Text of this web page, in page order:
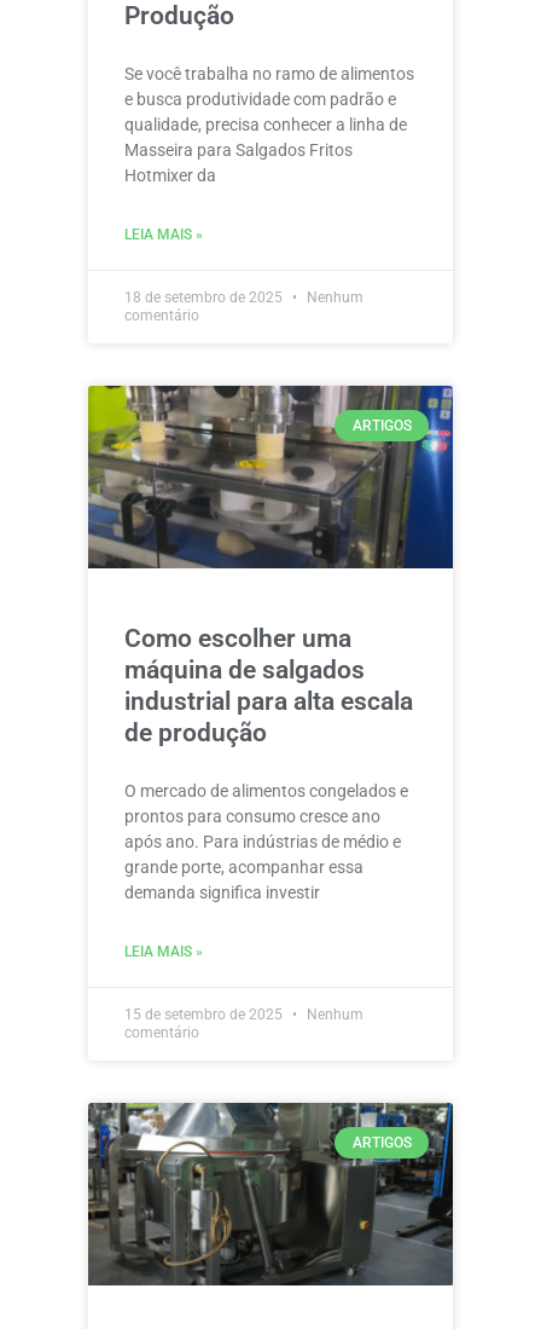
Produção
Se você trabalha no ramo de alimentos
e busca produtividade com padrão e
qualidade, precisa conhecer a linha de
Masseira para Salgados Fritos
Hotmixer da
LEIA MAIS »
18 de setembro de 2025
Nenhum
comentário
ARTIGOS
Como escolher uma
máquina de salgados
industrial para alta escala
de produção
O mercado de alimentos congelados e
prontos para consumo cresce ano
após ano. Para indústrias de médio e
grande porte, acompanhar essa
demanda significa investir
LEIA MAIS »
15 de setembro de 2025
Nenhum
comentário
ARTIGOS